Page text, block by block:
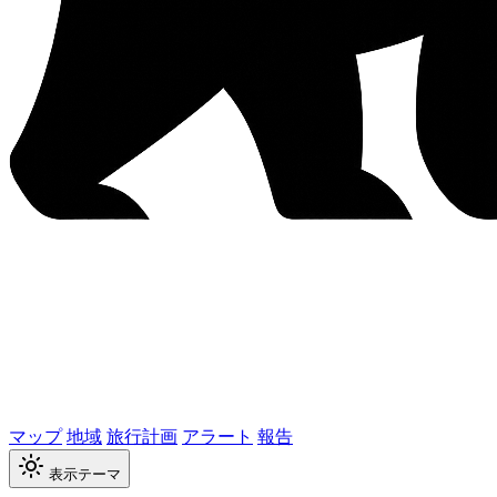
マップ地域旅行計画 アラート 報告
表示テーマ